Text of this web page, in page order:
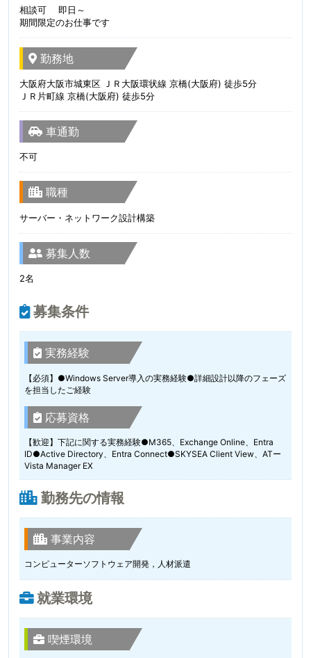
相談可 即日～
期間限定のお仕事です
勤務地
大阪府大阪市城東区 ＪＲ大阪環状線 京橋(大阪府) 徒歩5分
ＪＲ片町線 京橋(大阪府) 徒歩5分
車通勤
不可
職種
サーバー・ネットワーク設計構築
募集人数
2名
募集条件
実務経験
【必須】●Windows Server導入の実務経験●詳細設計以降のフェーズ
を担当したご経験
応募資格
【歓迎】下記に関する実務経験●M365、Exchange Online、Entra
ID●Active Directory、Entra Connect●SKYSEA Client View、ATー
Vista Manager EX
勤務先の情報
事業内容
コンピューターソフトウェア開発，人材派遣
就業環境
喫煙環境